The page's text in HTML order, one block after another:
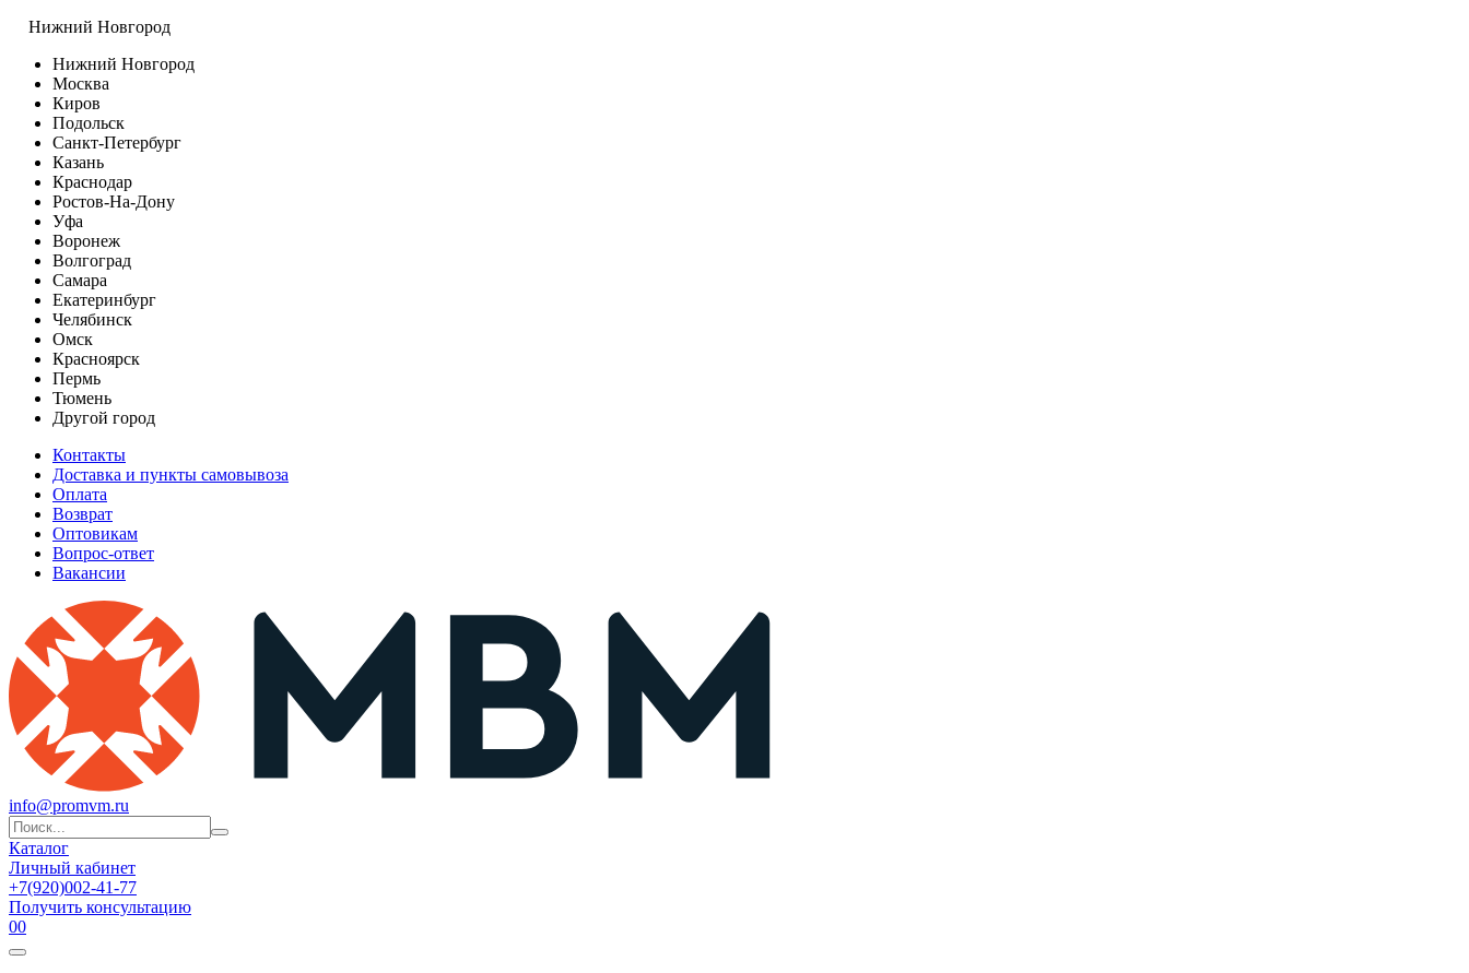
Нижний Новгород
Нижний Новгород
Москва
Киров
Подольск
Санкт-Петербург
Казань
Краснодар
Ростов-На-Дону
Уфа
Воронеж
Волгоград
Самара
Екатеринбург
Челябинск
Омск
Красноярск
Пермь
Тюмень
Другой город
Контакты
Доставка и пункты самовывоза
Оплата
Возврат
Оптовикам
Вопрос-ответ
Вакансии
info@promvm.ru
Каталог
Личный кабинет
+7(920)002-41-77
Получить консультацию
00